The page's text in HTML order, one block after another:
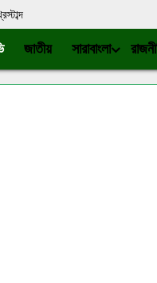
জাতীয় সারাবাংলা